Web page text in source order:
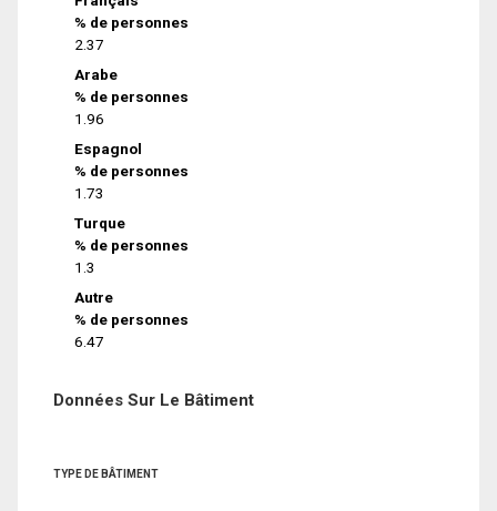
% de personnes
2.37
Arabe
% de personnes
1.96
Espagnol
% de personnes
1.73
Turque
% de personnes
1.3
Autre
% de personnes
6.47
Données Sur Le Bâtiment
TYPE DE BÂTIMENT